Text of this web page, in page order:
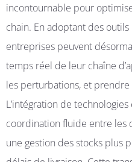
incontournable pour
chain. En adoptant des
entreprises peuvent
temps réel de leur chaîne
les perturbations, et
L’intégration de
coordination fluide entre les
une gestion des stocks plus